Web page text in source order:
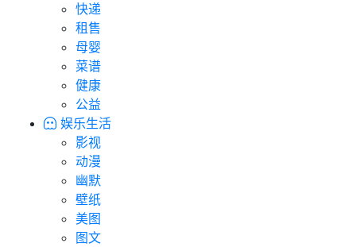
快递
租售
母婴
菜谱
健康
公益
娱乐生活
影视
动漫
幽默
壁纸
美图
图文